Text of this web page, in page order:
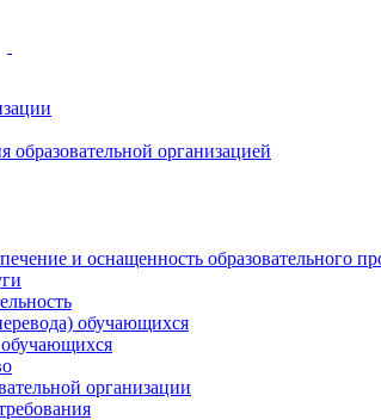
образовательной организацией
и оснащенность образовательного
обучающихся
организации